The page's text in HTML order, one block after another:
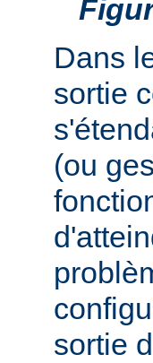
Dans
sortie
(ou
sortie